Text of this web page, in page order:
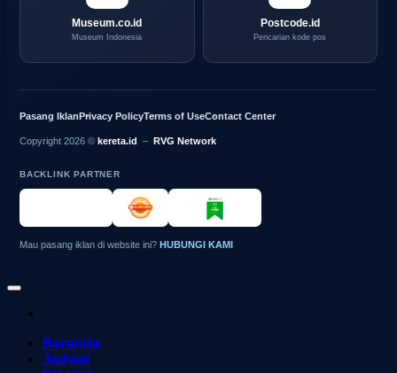
Museum.co.id
Museum Indonesia
Postcode.id
Pencarian kode pos
Pasang IklanPrivacy PolicyTerms of UseContact Center
Copyright 2026 © kereta.id – RVG Network
BACKLINK PARTNER
Mau pasang iklan di website ini? HUBUNGI KAMI
Beranda
Jadwal